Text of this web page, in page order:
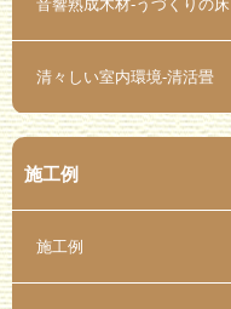
音響熟成木材-うづくりの床
清々しい室内環境-清活畳
施工例
施工例